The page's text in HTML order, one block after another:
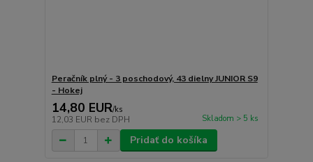
Peračník plný - 3 poschodový, 43 dielny JUNIOR S9
- Hokej
14,80 EUR/ks
12,03 EUR bez DPH Skladom > 5 ks
Pridať do košíka